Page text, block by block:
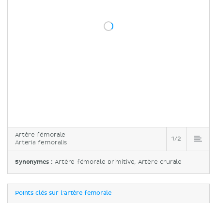
Artère fémorale
Arteria femoralis
1/2
Synonymes :Artère fémorale primitive, Artère crurale
Points clés sur l'artère femorale